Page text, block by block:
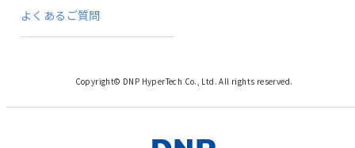
よくあるご質問
Copyright© DNP HyperTech Co., Ltd. All rights reserved.